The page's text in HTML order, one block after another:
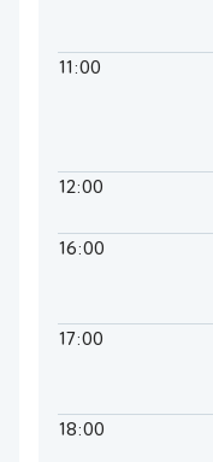
11:00
12:00
16:00
17:00
18:00